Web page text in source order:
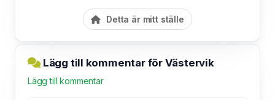
Detta är mitt ställe
Lägg till kommentar för Västervik
Lägg till kommentar